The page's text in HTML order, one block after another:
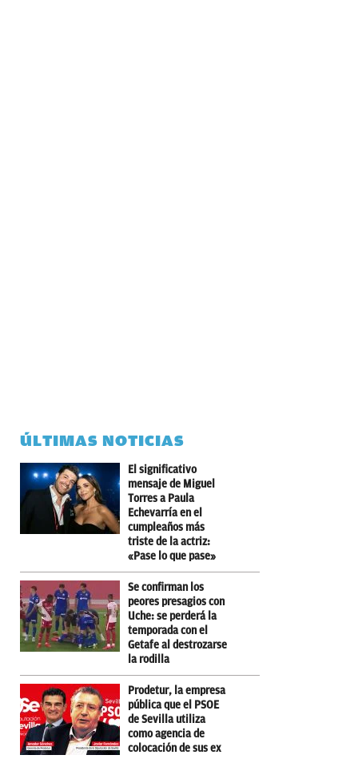
ÚLTIMAS NOTICIAS
El significativo
mensaje de Miguel
Torres a Paula
Echevarría en el
cumpleaños más
triste de la actriz:
«Pase lo que pase»
Se confirman los
peores presagios con
Uche: se perderá la
temporada con el
Getafe al destrozarse
la rodilla
Prodetur, la empresa
pública que el PSOE
de Sevilla utiliza
como agencia de
colocación de sus ex